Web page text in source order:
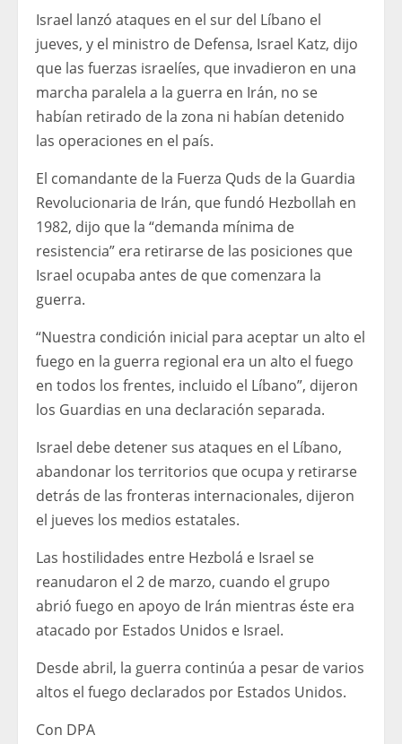
Israel lanzó ataques en el sur del Líbano el
jueves, y el ministro de Defensa, Israel Katz, dijo
que las fuerzas israelíes, que invadieron en una
marcha paralela a la guerra en Irán, no se
habían retirado de la zona ni habían detenido
las operaciones en el país.
El comandante de la Fuerza Quds de la Guardia
Revolucionaria de Irán, que fundó Hezbollah en
1982, dijo que la “demanda mínima de
resistencia” era retirarse de las posiciones que
Israel ocupaba antes de que comenzara la
guerra.
“Nuestra condición inicial para aceptar un alto el
fuego en la guerra regional era un alto el fuego
en todos los frentes, incluido el Líbano”, dijeron
los Guardias en una declaración separada.
Israel debe detener sus ataques en el Líbano,
abandonar los territorios que ocupa y retirarse
detrás de las fronteras internacionales, dijeron
el jueves los medios estatales.
Las hostilidades entre Hezbolá e Israel se
reanudaron el 2 de marzo, cuando el grupo
abrió fuego en apoyo de Irán mientras éste era
atacado por Estados Unidos e Israel.
Desde abril, la guerra continúa a pesar de varios
altos el fuego declarados por Estados Unidos.
Con DPA